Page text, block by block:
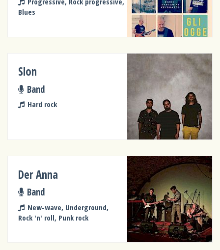
Blues
Slon
Band
Hard rock
Der Anna
Band
New-wave, Underground,
Rock 'n' roll, Punk rock